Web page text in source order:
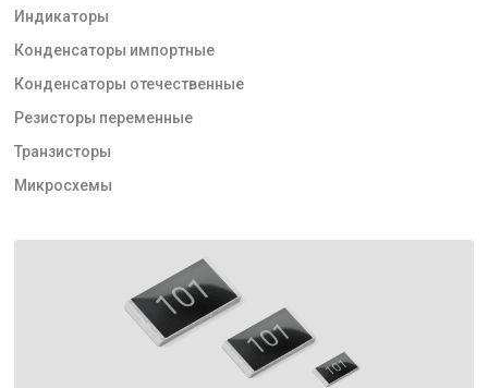
Индикаторы
Конденсаторы импортные
Конденсаторы отечественные
Резисторы переменные
Транзисторы
Микросхемы